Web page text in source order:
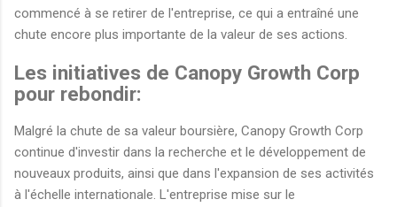
commencé à se retirer de l'entreprise, ce qui a entraîné une
chute encore plus importante de la valeur de ses actions.
Les initiatives de Canopy Growth Corp
pour rebondir:
Malgré la chute de sa valeur boursière, Canopy Growth Corp
continue d'investir dans la recherche et le développement de
nouveaux produits, ainsi que dans l'expansion de ses activités
à l'échelle internationale. L'entreprise mise sur le